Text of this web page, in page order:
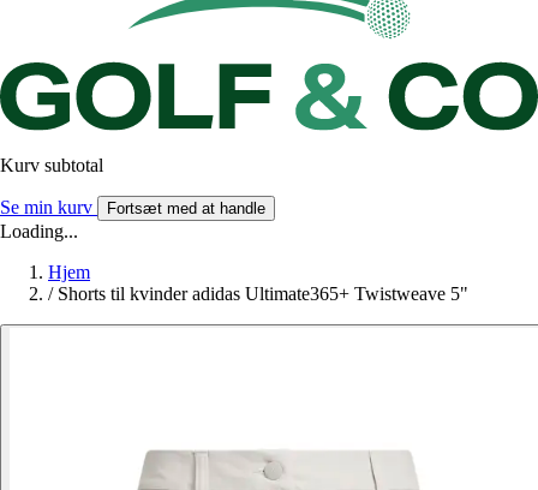
Kurv subtotal
Se min kurv Fortsæt med at handle
Loading...
Hjem
/ Shorts til kvinder adidas Ultimate365+ Twistweave 5"